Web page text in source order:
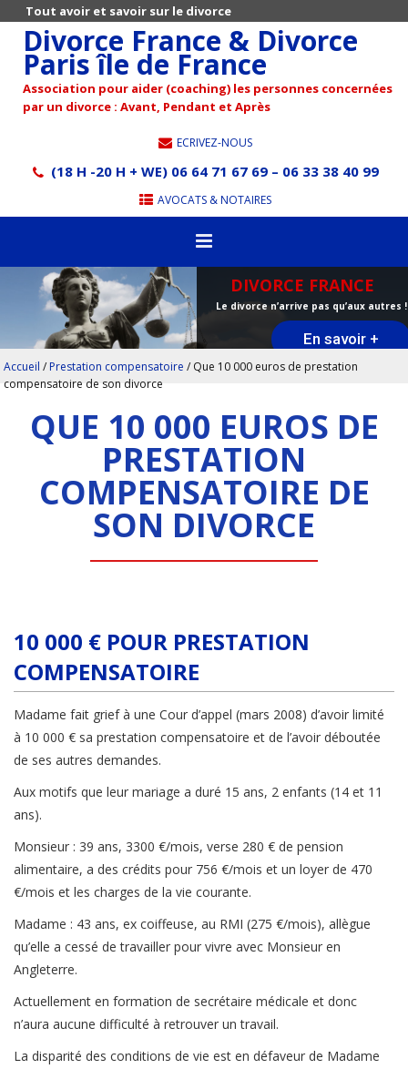
Tout avoir et savoir sur le divorce
Divorce France & Divorce
Paris île de France
Association pour aider (coaching) les personnes concernées
par un divorce : Avant, Pendant et Après
ECRIVEZ-NOUS
(18 H -20 H + WE) 06 64 71 67 69 – 06 33 38 40 99
AVOCATS & NOTAIRES
DIVORCE FRANCE
Le divorce n’arrive pas qu’aux autres !
En savoir +
Accueil / Prestation compensatoire / Que 10 000 euros de prestation
compensatoire de son divorce
QUE 10 000 EUROS DE
PRESTATION
COMPENSATOIRE DE
SON DIVORCE
10 000 € POUR PRESTATION
COMPENSATOIRE
Madame fait grief à une Cour d’appel (mars 2008) d’avoir limité
à 10 000 € sa prestation compensatoire et de l’avoir déboutée
de ses autres demandes.
Aux motifs que leur mariage a duré 15 ans, 2 enfants (14 et 11
ans).
Monsieur : 39 ans, 3300 €/mois, verse 280 € de pension
alimentaire, a des crédits pour 756 €/mois et un loyer de 470
€/mois et les charges de la vie courante.
Madame : 43 ans, ex coiffeuse, au RMI (275 €/mois), allègue
qu’elle a cessé de travailler pour vivre avec Monsieur en
Angleterre.
Actuellement en formation de secrétaire médicale et donc
n’aura aucune difficulté à retrouver un travail.
La disparité des conditions de vie est en défaveur de Madame